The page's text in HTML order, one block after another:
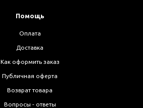
Помощь
Оплата
Доставка
Как оформить заказ
Публичная оферта
Возврат товара
Вопросы - ответы